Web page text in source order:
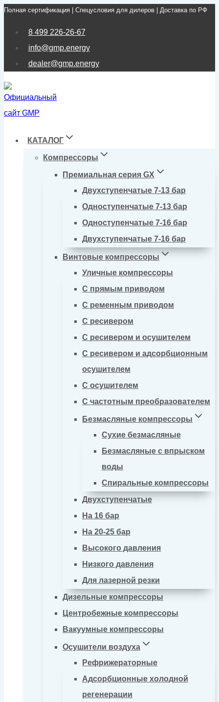
Перейти
Полная сертификация | Спецусловия для дилеров | Доставка по РФ
8 499 226-26-67
info@gmp.energy
dealer@gmp.energy
КАТАЛОГ
Компрессоры
Премиальная серия GX
Двухступенчатые 7-13 бар
Одноступенчатые 7-13 бар
Одноступенчатые 7-16 бар
Двухступенчатые 7-16 бар
Винтовые компрессоры
Уличные компрессоры
С прямым приводом
С ременным приводом
С ресивером
С ресивером и осушителем
С ресивером и адсорбционным
осушителем
С осушителем
С частотным преобразователем
Безмасляные компрессоры
Сухие безмасляные
Безмасляные с впрыском
воды
Спиральные компрессоры
Двухступенчатые
На 16 бар
На 20-25 бар
Высокого давления
Низкого давления
Для лазерной резки
Дизельные компрессоры
Центробежные компрессоры
Вакуумные компрессоры
Осушители воздуха
Рефрижераторные
Адсорбционные холодной
регенерации